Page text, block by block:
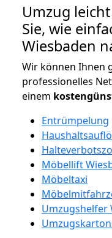
Umzug
Sie, wie
Wiesbaden
Wir können Ihnen
professionelles
einem
Entrümpelung
Möbellift
Möbeltaxi
Umzugshelfer